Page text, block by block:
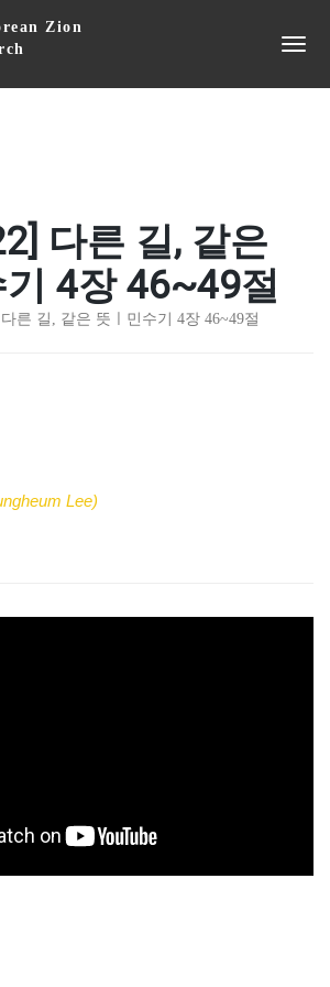
다른 길, 같은
4장 46~49절
른 길, 같은 뜻ㅣ민수기 4장 46~49절
Lee)